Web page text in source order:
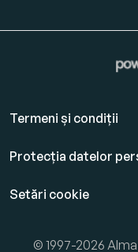
Termeni și condiții
Protecția datelor
Setări cookie
© 1997-2026